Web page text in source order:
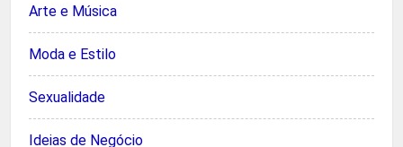
Arte e Música
Moda e Estilo
Sexualidade
Ideias de Negócio